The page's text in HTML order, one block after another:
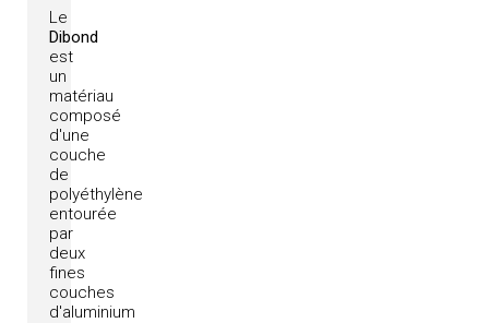
Le
Dibond
est
un
matériau
composé
d'une
couche
de
polyéthylène
entourée
par
deux
fines
couches
d'aluminium